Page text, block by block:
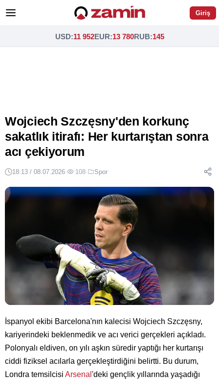
Giriş
USD:11 952EUR:13 780RUB:145
Wojciech Szczęsny'den korkunç
sakatlık itirafı: Her kurtarıştan sonra
acı çekiyorum
18:13 / 08.07.2026· 108· Spor
İspanyol ekibi Barcelona'nın kalecisi Wojciech Szczęsny,
kariyerindeki beklenmedik ve acı verici gerçekleri açıkladı.
Polonyalı eldiven, on yılı aşkın süredir yaptığı her kurtarışı
ciddi fiziksel acılarla gerçekleştirdiğini belirtti. Bu durum,
Londra temsilcisi Arsenal 'deki gençlik yıllarında yaşadığı